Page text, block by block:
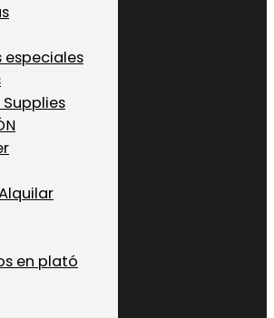
especiales
en plató